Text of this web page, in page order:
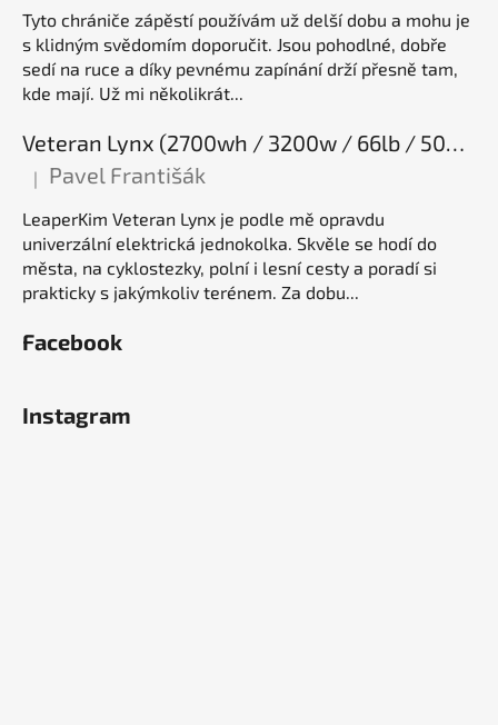
Tyto chrániče zápěstí používám už delší dobu a mohu je
s klidným svědomím doporučit. Jsou pohodlné, dobře
sedí na ruce a díky pevnému zapínání drží přesně tam,
kde mají. Už mi několikrát...
Veteran Lynx (2700wh / 3200w / 66lb / 50E), elektrická jednokolka
Hodnocení produktu je 5 z 5 hvězdiček.
| Pavel Františák
LeaperKim Veteran Lynx je podle mě opravdu
univerzální elektrická jednokolka. Skvěle se hodí do
města, na cyklostezky, polní i lesní cesty a poradí si
prakticky s jakýmkoliv terénem. Za dobu...
Facebook
Instagram